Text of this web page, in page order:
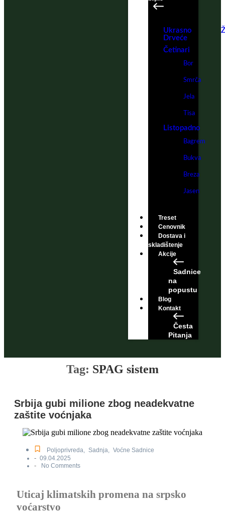
Ukrasno
Drveće
Četinari
Bor
Smrča
Jela
Tisa
Listopadno
Bagrem
Bukva
Breza
Jasen
Treset
Cenovnik
Dostava i
skladištenje
Akcije
Sadnice
na
popustu
Blog
Kontakt
Česta
Pitanja
Tag: SPAG sistem
Srbija gubi milione zbog neadekvatne
zaštite voćnjaka
Poljoprivreda Sadnja Voćne Sadnice
- 09.04.2025
- No Comments
Uticaj klimatskih promena na srpsko
voćarstvo